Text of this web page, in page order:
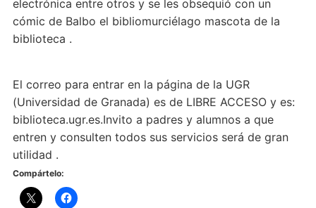
electrónica entre otros y se les obsequió con un
cómic de Balbo el bibliomurciélago mascota de la
biblioteca .
El correo para entrar en la página de la UGR
(Universidad de Granada) es de LIBRE ACCESO y es:
biblioteca.ugr.es.Invito a padres y alumnos a que
entren y consulten todos sus servicios será de gran
utilidad .
Compártelo: